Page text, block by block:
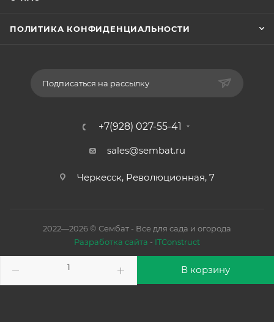
В корзину
ПОЛИТИКА КОНФИДЕНЦИАЛЬНОСТИ
Подписаться на рассылку
+7(928) 027-55-41
sales@sembat.ru
Черкесск, Революционная, 7
2022—2026 © Сембат - Все для сада и огорода
Разработка сайта - ITConstruct